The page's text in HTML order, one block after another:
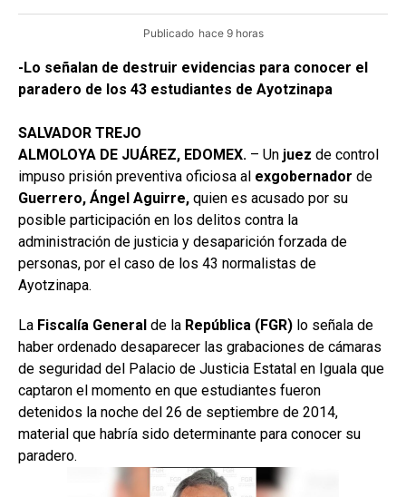
Publicado hace 9 horas
-Lo señalan de destruir evidencias para conocer el
paradero de los 43 estudiantes de Ayotzinapa
SALVADOR TREJO
ALMOLOYA DE JUÁREZ, EDOMEX. – Un juez de control
impuso prisión preventiva oficiosa al exgobernador de
Guerrero, Ángel Aguirre, quien es acusado por su
posible participación en los delitos contra la
administración de justicia y desaparición forzada de
personas, por el caso de los 43 normalistas de
Ayotzinapa.
La Fiscalía General de la República (FGR) lo señala de
haber ordenado desaparecer las grabaciones de cámaras
de seguridad del Palacio de Justicia Estatal en Iguala que
captaron el momento en que estudiantes fueron
detenidos la noche del 26 de septiembre de 2014,
material que habría sido determinante para conocer su
paradero.